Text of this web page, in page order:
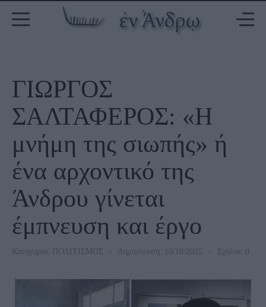
ΓΙΩΡΓΟΣ
ΣΑΛΤΑΦΕΡΟΣ: «Η
μνήμη της σιωπής» ή
ένα αρχοντικό της
Άνδρου γίνεται
έμπνευση και έργο
Κατηγορία: ΠΟΛΙΤΙΣΜΟΣ Δημοσίευση: 10/10/2025 Σχόλια: 0